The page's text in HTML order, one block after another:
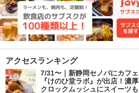
アクセスランキング
1
7/31〜｜新静岡セノバにカフェ
『けのひ堂ラボ』が出店！濃厚
クロックムッシュにスイーツも